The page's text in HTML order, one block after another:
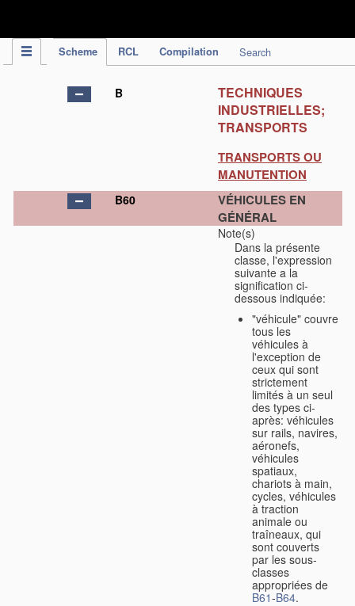
Scheme RCL Compilation Search
B
TECHNIQUES
INDUSTRIELLES;
TRANSPORTS
TRANSPORTS OU
MANUTENTION
B60
VÉHICULES EN
GÉNÉRAL
Note(s)
Dans la présente
classe, l'expression
suivante a la
signification ci-
dessous indiquée:
"véhicule" couvre
tous les
véhicules à
l'exception de
ceux qui sont
strictement
limités à un seul
des types ci-
après: véhicules
sur rails, navires,
aéronefs,
véhicules
spatiaux,
chariots à main,
cycles, véhicules
à traction
animale ou
traîneaux, qui
sont couverts
par les sous-
classes
appropriées de
B61-B64.